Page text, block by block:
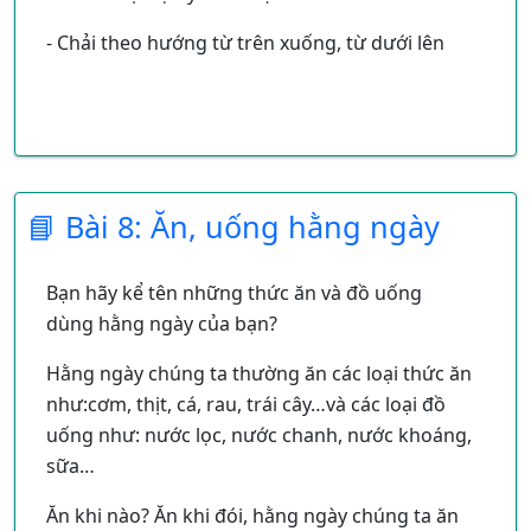
mới gọi là răng vĩnh viễn. Nếu răng vĩnh viễn
- Chải theo hướng từ trên xuống, từ dưới lên
📘 Bài 8: Ăn, uống hằng ngày
Bạn hãy kể tên những thức ăn và đồ uống
dùng hằng ngày của bạn?
Hằng ngày chúng ta thường ăn các loại thức ăn
như:cơm, thịt, cá, rau, trái cây…và các loại đồ
uống như: nước lọc, nước chanh, nước khoáng,
sữa…
Ăn khi nào? Ăn khi đói, hằng ngày chúng ta ăn